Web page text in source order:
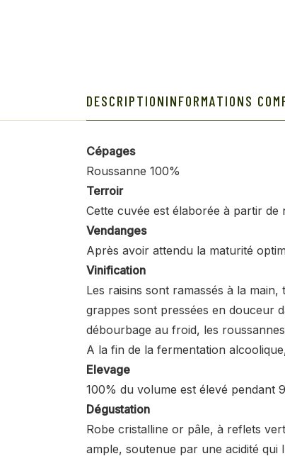
DESCRIPTIONINFORMATIONS
Cépages
Roussanne 100%
Terroir
Cette cuvée est élaborée à partir
Vendanges
Après avoir attendu la maturité
Vinification
Les raisins sont ramassés à la
grappes sont pressées en douceur
débourbage au froid, les
A la fin de la fermentation
Elevage
100% du volume est élevé pendant
Dégustation
Robe cristalline or pâle, à reflets
ample, soutenue par une acidité qui